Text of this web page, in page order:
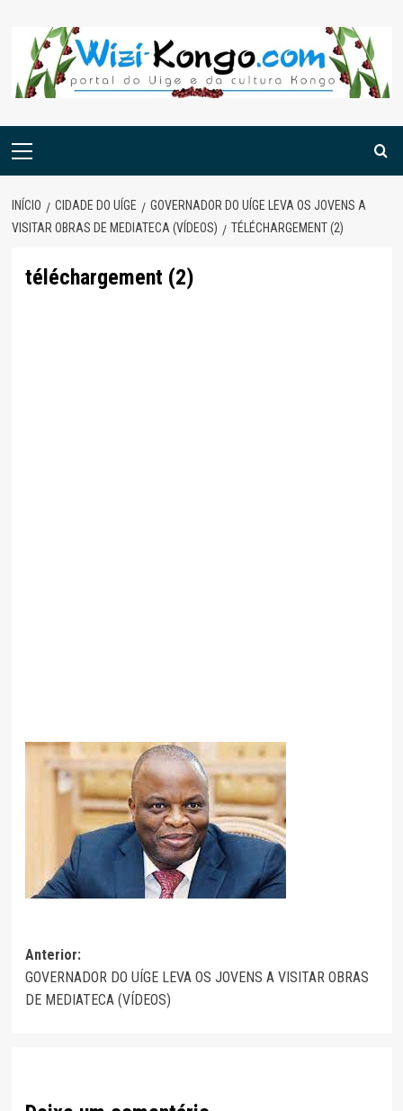
content
Menu
INÍCIO CIDADE DO UÍGE
GOVERNADOR DO UÍGE LEVA OS JOVENS A
VISITAR OBRAS DE MEDIATECA (VÍDEOS)
TÉLÉCHARGEMENT (2)
téléchargement (2)
Navegação
de
Anterior:
GOVERNADOR DO UÍGE LEVA OS JOVENS A VISITAR OBRAS
DE MEDIATECA (VÍDEOS)